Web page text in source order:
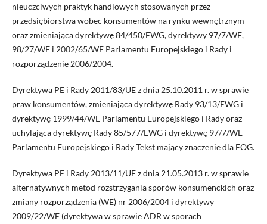
nieuczciwych praktyk handlowych stosowanych przez
przedsiębiorstwa wobec konsumentów na rynku wewnętrznym
oraz zmieniająca dyrektywę 84/450/EWG, dyrektywy 97/7/WE,
98/27/WE i 2002/65/WE Parlamentu Europejskiego i Rady i
rozporządzenie 2006/2004.
Dyrektywa PE i Rady 2011/83/UE z dnia 25.10.2011 r. w sprawie
praw konsumentów, zmieniająca dyrektywę Rady 93/13/EWG i
dyrektywę 1999/44/WE Parlamentu Europejskiego i Rady oraz
uchylająca dyrektywę Rady 85/577/EWG i dyrektywę 97/7/WE
Parlamentu Europejskiego i Rady Tekst mający znaczenie dla EOG.
Dyrektywa PE i Rady 2013/11/UE z dnia 21.05.2013 r. w sprawie
alternatywnych metod rozstrzygania sporów konsumenckich oraz
zmiany rozporządzenia (WE) nr 2006/2004 i dyrektywy
2009/22/WE (dyrektywa w sprawie ADR w sporach